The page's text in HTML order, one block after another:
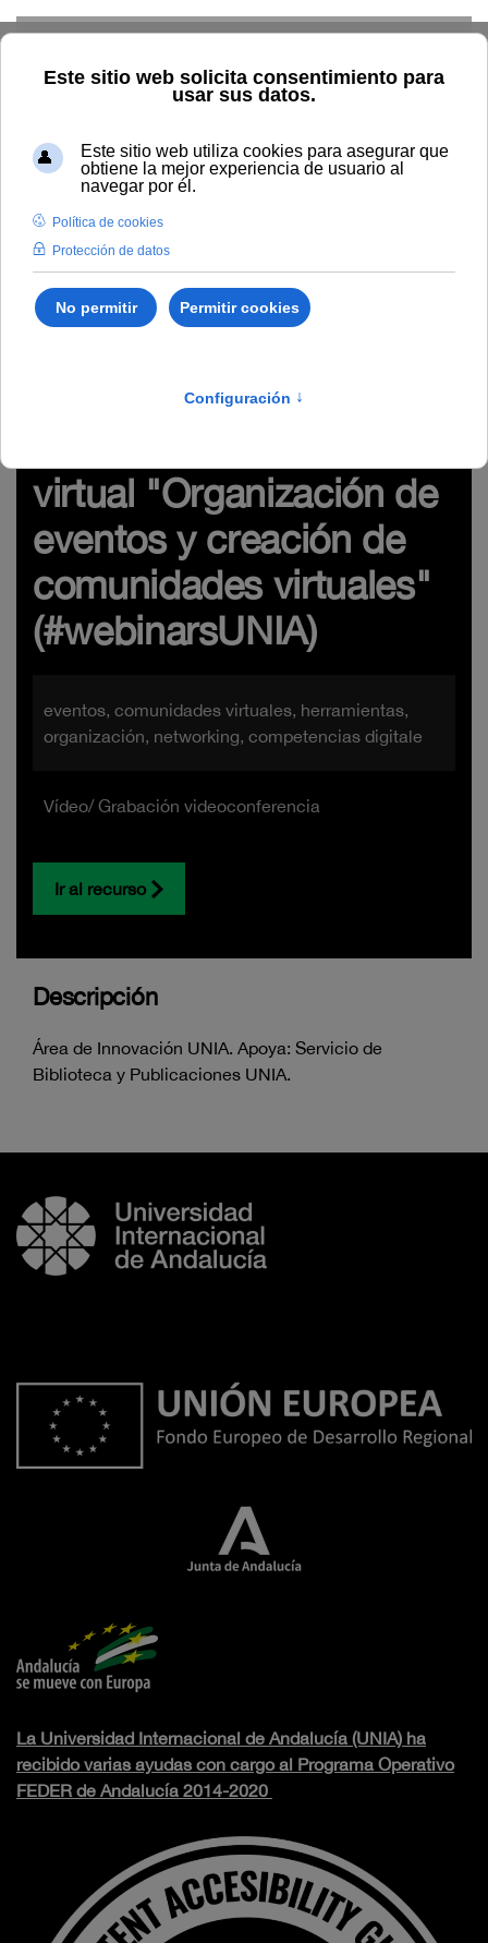
Inicio Innovación
Conocimiento abierto y difusión
Recursos Educativos en abierto
"Organización de eventos y creación de comunidades virtuales"
(#webinarsUNIA)
virtual "Organización de
eventos y creación de
comunidades virtuales"
(#webinarsUNIA)
eventos, comunidades virtuales, herramientas,
organización, networking, competencias digitale
Vídeo/ Grabación videoconferencia
Ir al recurso
Descripción
Área de Innovación UNIA. Apoya: Servicio de
Biblioteca y Publicaciones UNIA.
La Universidad Internacional de Andalucía (UNIA) ha
recibido varias ayudas con cargo al Programa Operativo
FEDER de Andalucía 2014-2020